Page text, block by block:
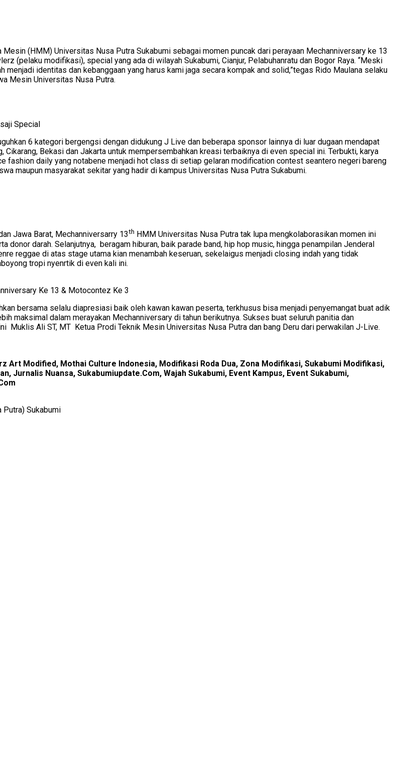
(HMM) Universitas Nusa Putra Sukabumi sebagai momen puncak dari perayaan Mechanniversary ke 13
(pelaku modifikasi), special yang ada di wilayah Sukabumi, Cianjur, Pelabuhanratu dan Bogor Raya. “Meski
identitas dan kebanggaan yang harus kami jaga secara kompak and solid,”tegas Rido Maulana selaku
Mesin Universitas Nusa Putra.
Special
6 kategori bergengsi dengan didukung J Live dan beberapa sponsor lainnya di luar dugaan mendapat
Bekasi dan Jakarta untuk mempersembahkan kreasi terbaiknya di even special ini. Terbukti, karya
fashion daily yang notabene menjadi hot class di setiap gelaran modification contest seantero negeri bareng
maupun masyarakat sekitar yang hadir di kampus Universitas Nusa Putra Sukabumi.
Jawa Barat, Mechanniversarry 13th HMM Universitas Nusa Putra tak lupa mengkolaborasikan momen ini
darah. Selanjutnya, beragam hiburan, baik parade band, hip hop music, hingga penampilan Jenderal
reggae di atas stage utama kian menambah keseruan, sekelaigus menjadi closing indah yang tidak
tropi nyenrtik di even kali ini.
Ke 13 & Motocontez Ke 3
bersama selalu diapresiasi baik oleh kawan kawan peserta, terkhusus bisa menjadi penyemangat buat adik
maksimal dalam merayakan Mechanniversary di tahun berikutnya. Sukses buat seluruh panitia dan
Muklis Ali ST, MT Ketua Prodi Teknik Mesin Universitas Nusa Putra dan bang Deru dari perwakilan J-Live.
Art Modified, Mothai Culture Indonesia, Modifikasi Roda Dua, Zona Modifikasi, Sukabumi Modifikasi,
Nuansa, Sukabumiupdate.Com, Wajah Sukabumi, Event Kampus, Event Sukabumi,
Putra) Sukabumi